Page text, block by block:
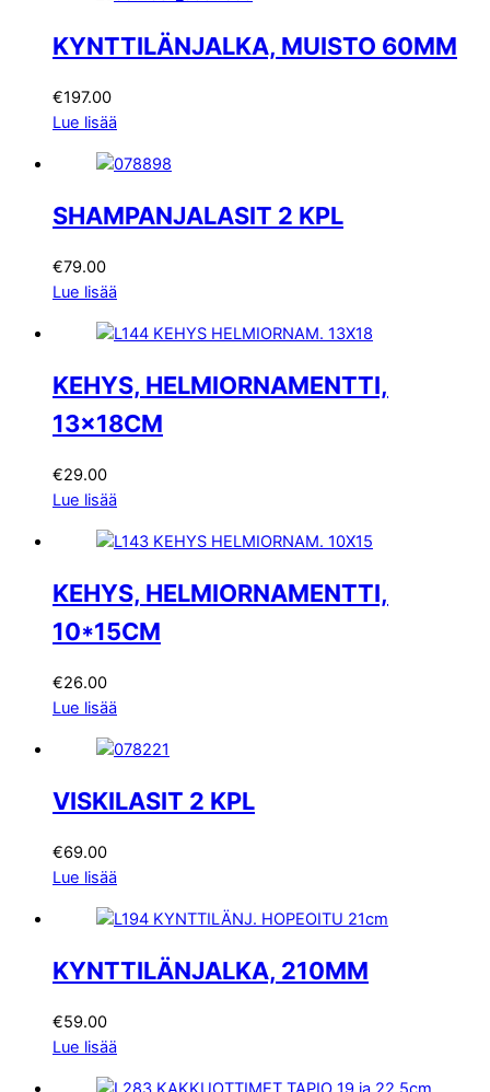
KYNTTILÄNJALKA, MUISTO 60MM
€197.00
Lue lisää
SHAMPANJALASIT 2 KPL
€79.00
Lue lisää
KEHYS, HELMIORNAMENTTI,
13x18CM
€29.00
Lue lisää
KEHYS, HELMIORNAMENTTI,
10*15CM
€26.00
Lue lisää
VISKILASIT 2 KPL
€69.00
Lue lisää
KYNTTILÄNJALKA, 210MM
€59.00
Lue lisää